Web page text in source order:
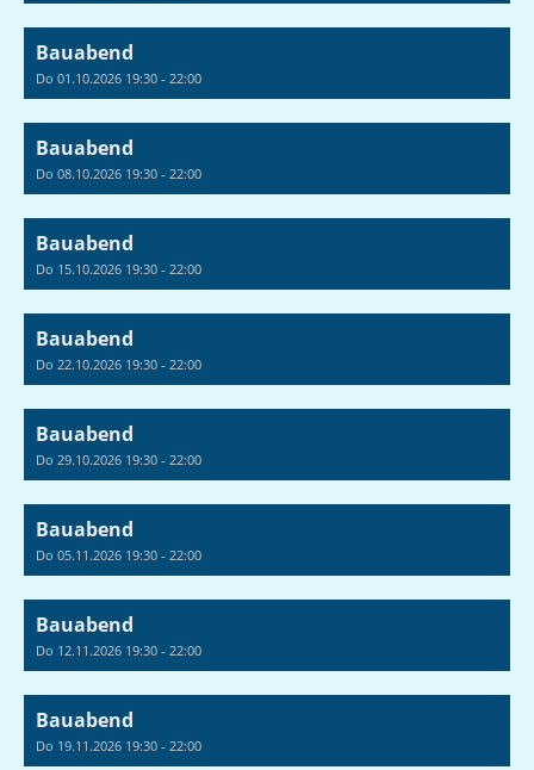
Bauabend
Do 01.10.2026 19:30 - 22:00
Bauabend
Do 08.10.2026 19:30 - 22:00
Bauabend
Do 15.10.2026 19:30 - 22:00
Bauabend
Do 22.10.2026 19:30 - 22:00
Bauabend
Do 29.10.2026 19:30 - 22:00
Bauabend
Do 05.11.2026 19:30 - 22:00
Bauabend
Do 12.11.2026 19:30 - 22:00
Bauabend
Do 19.11.2026 19:30 - 22:00